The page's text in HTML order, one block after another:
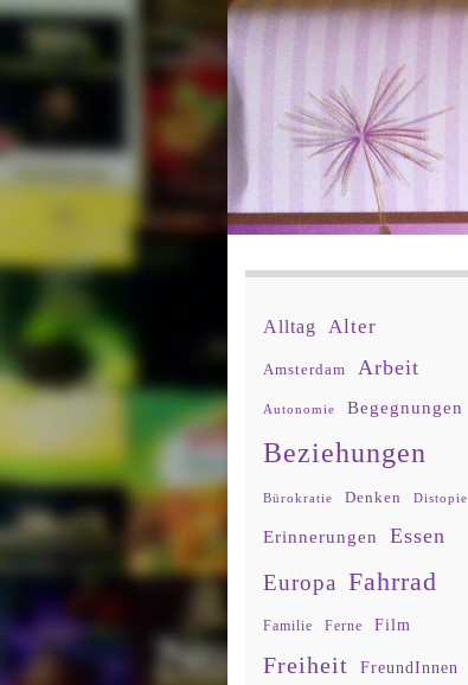
Alltag Alter
Amsterdam Arbeit
Autonomie Begegnungen
Beziehungen
Bürokratie Denken Distopie
Erinnerungen Essen
Europa Fahrrad
Familie Ferne Film
Freiheit FreundInnen